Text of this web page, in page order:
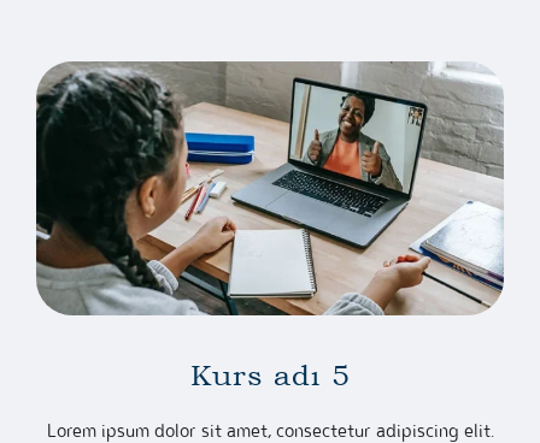
Kurs adı 5
Lorem ipsum dolor sit amet, consectetur adipiscing elit.